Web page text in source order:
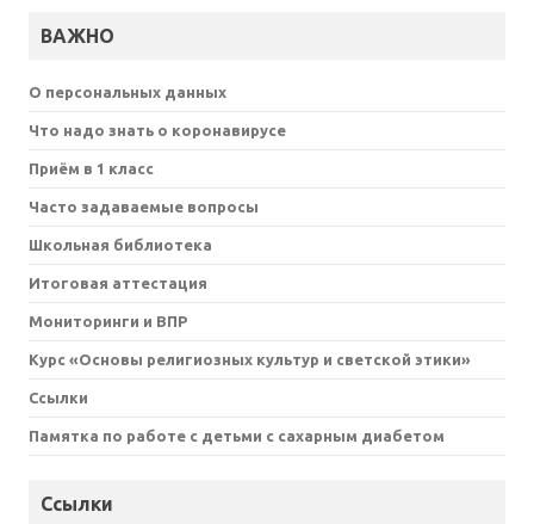
ВАЖНО
О персональных данных
Что надо знать о коронавирусе
Приём в 1 класс
Часто задаваемые вопросы
Школьная библиотека
Итоговая аттестация
Мониторинги и ВПР
Курс «Основы религиозных культур и светской этики»
Ссылки
Памятка по работе с детьми с сахарным диабетом
Ссылки